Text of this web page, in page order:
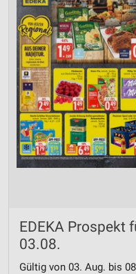
EDEKA Prospekt
03.08.
Gültig von 03. Aug. bis